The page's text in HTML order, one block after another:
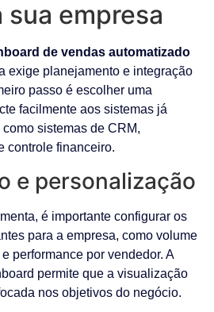
sua empresa
de vendas automatizado
exige planejamento e integração
passo é escolher uma
facilmente aos sistemas já
sistemas de CRM,
controle financeiro.
e personalização
é importante configurar os
para a empresa, como volume
performance por vendedor. A
permite que a visualização
nos objetivos do negócio.